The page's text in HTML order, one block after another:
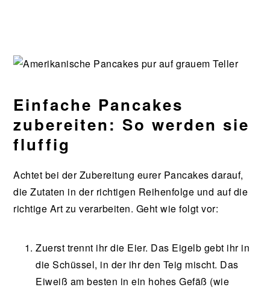
Einfache Pancakes
zubereiten: So werden sie
fluffig
Achtet bei der Zubereitung eurer Pancakes darauf,
die Zutaten in der richtigen Reihenfolge und auf die
richtige Art zu verarbeiten. Geht wie folgt vor:
Zuerst trennt ihr die Eier. Das Eigelb gebt ihr in
die Schüssel, in der ihr den Teig mischt. Das
Eiweiß am besten in ein hohes Gefäß (wie